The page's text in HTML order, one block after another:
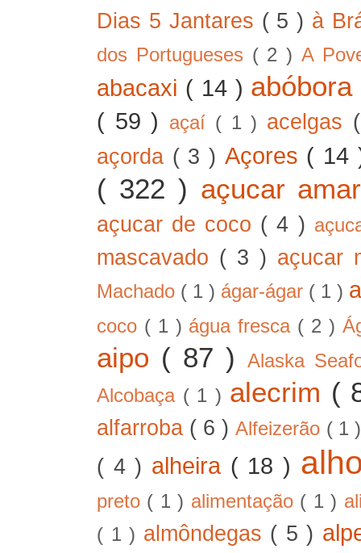
Dias 5 Jantares ( 5 ) à
dos Portugueses ( 2 )A
abacaxi ( 14 )
( 59 ) açaí ( 1 ) acelgas
açorda ( 3 ) Açores (
( 322 ) açucar
açucar de coco ( 4 )
mascavado ( 3 ) açucar
Machado ( 1 ) ágar-ágar ( 1 )
coco ( 1 ) água fresca ( 2 )
aipo ( 87 )Alaska
Alcobaça ( 1 ) alecrim (
alfarroba ( 6 )Alfeizerão ( 1
( 4 ) alheira ( 18 )
preto ( 1 ) alimentação ( 1 )
( 1 ) almôndegas ( 5 )